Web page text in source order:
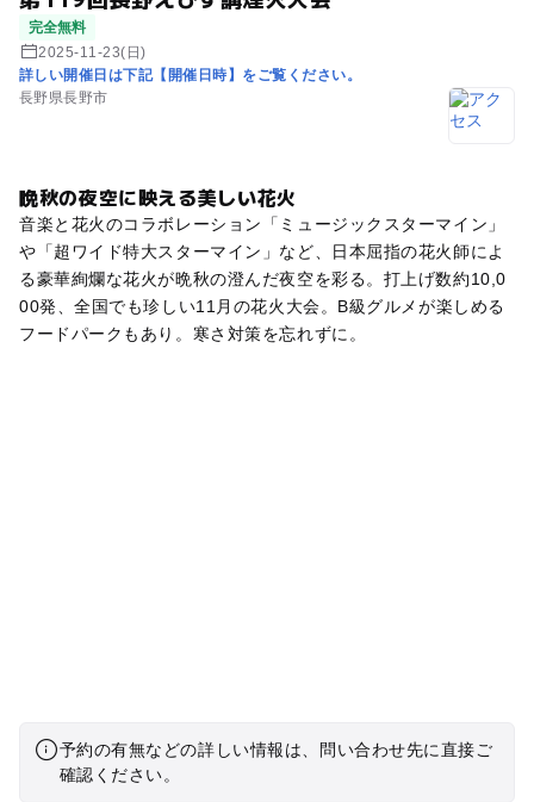
完全無料
2025-11-23(日)
詳しい開催日は下記【開催日時】をご覧ください。
長野県長野市
晩秋の夜空に映える美しい花火
音楽と花火のコラボレーション「ミュージックスターマイン」
や「超ワイド特大スターマイン」など、日本屈指の花火師によ
る豪華絢爛な花火が晩秋の澄んだ夜空を彩る。打上げ数約10,0
00発、全国でも珍しい11月の花火大会。B級グルメが楽しめる
フードパークもあり。寒さ対策を忘れずに。
予約の有無などの詳しい情報は、問い合わせ先に直接ご
確認ください。